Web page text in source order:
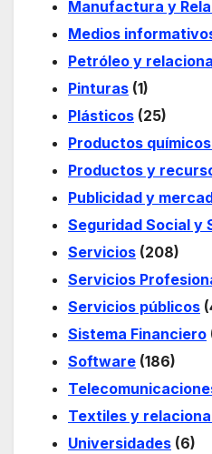
Manufactura y
Medios
Petróleo y
Pinturas (1)
Plásticos (25)
Productos
Productos y
Publicidad y
Seguridad Social y
Servicios (208)
Servicios
Servicios públicos
Sistema Financiero
Software (186)
Textiles y
Universidades (6)